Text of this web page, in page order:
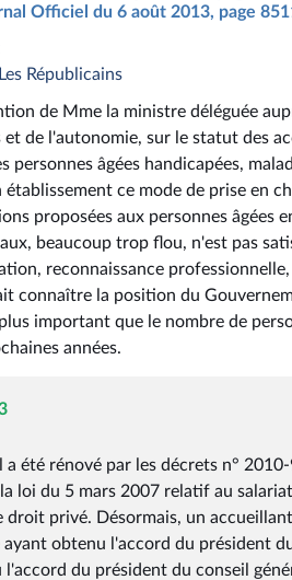
Officiel du 6 août 2013, page
Républicains
de Mme la ministre déléguée
et de l'autonomie, sur le statut des
personnes âgées handicapées,
ce mode de prise en
proposées aux personnes
beaucoup trop flou, n'est pas
reconnaissance
connaître la position du
important que le nombre de
années.
été rénové par les décrets n°
loi du 5 mars 2007 relatif au
privé. Désormais, un
obtenu l'accord du président
du président du conseil